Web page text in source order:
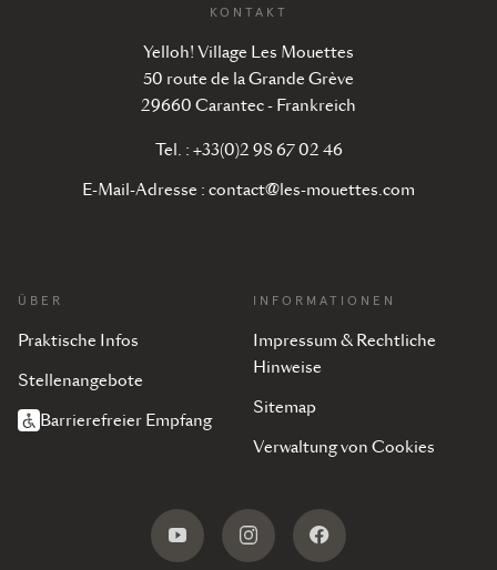
KONTAKT
Yelloh! Village Les Mouettes
50 route de la Grande Grève
29660 Carantec - Frankreich
Tel. : +33(0)2 98 67 02 46
E-Mail-Adresse : contact@les-mouettes.com
ÜBER
Praktische Infos
Stellenangebote
Barrierefreier Empfang
INFORMATIONEN
Impressum & Rechtliche
Hinweise
Sitemap
Verwaltung von Cookies